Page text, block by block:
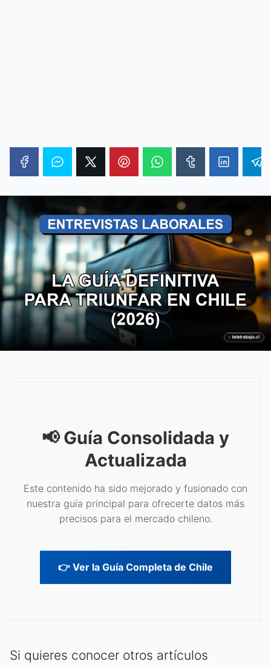
📢 Guía Consolidada y
Actualizada
Este contenido ha sido mejorado y fusionado con
nuestra guía principal para ofrecerte datos más
precisos para el mercado chileno.
👉 Ver la Guía Completa de Chile
Si quieres conocer otros artículos